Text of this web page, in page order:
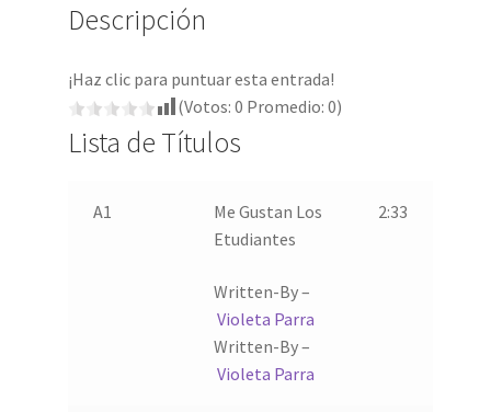
Descripción
¡Haz clic para puntuar esta entrada!
(Votos: 0 Promedio: 0)
Lista de Títulos
A1
Me Gustan Los
Etudiantes
Written-By –
Violeta Parra
Written-By –
Violeta Parra
2:33